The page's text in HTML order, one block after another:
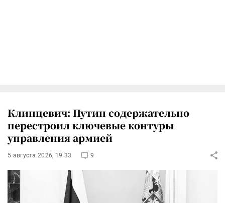
Клинцевич: Путин содержательно
перестроил ключевые контуры
управления армией
5 августа 2026, 19:33 9